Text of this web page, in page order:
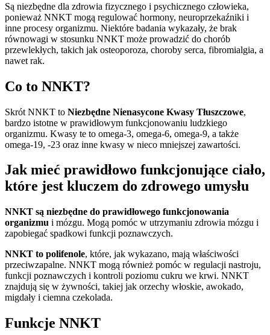
Są niezbędne dla zdrowia fizycznego i psychicznego człowieka,
ponieważ NNKT mogą regulować hormony, neuroprzekaźniki i
inne procesy organizmu. Niektóre badania wykazały, że brak
równowagi w stosunku NNKT może prowadzić do chorób
przewlekłych, takich jak osteoporoza, choroby serca, fibromialgia, a
nawet rak.
Co to NNKT?
Skrót NNKT to Niezbędne Nienasycone Kwasy Tłuszczowe,
bardzo istotne w prawidłowym funkcjonowaniu ludzkiego
organizmu. Kwasy te to omega-3, omega-6, omega-9, a także
omega-19, -23 oraz inne kwasy w nieco mniejszej zawartości.
Jak mieć prawidłowo funkcjonujące ciało,
które jest kluczem do zdrowego umysłu
NNKT są niezbędne do prawidłowego funkcjonowania
organizmu i mózgu. Mogą pomóc w utrzymaniu zdrowia mózgu i
zapobiegać spadkowi funkcji poznawczych.
NNKT to polifenole, które, jak wykazano, mają właściwości
przeciwzapalne. NNKT mogą również pomóc w regulacji nastroju,
funkcji poznawczych i kontroli poziomu cukru we krwi. NNKT
znajdują się w żywności, takiej jak orzechy włoskie, awokado,
migdały i ciemna czekolada.
Funkcje NNKT